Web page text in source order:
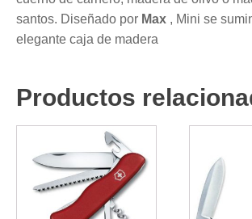
santos. Diseñado por Max , Mini se
elegante caja de madera
Productos